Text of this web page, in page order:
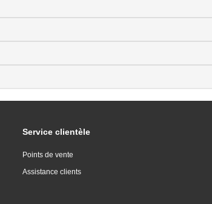
Service clientèle
Points de vente
Assistance clients